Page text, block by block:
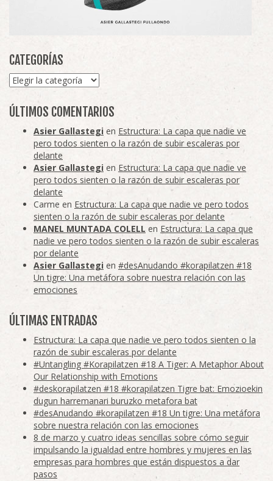
CATEGORÍAS
Categorías
ÚLTIMOS COMENTARIOS
Asier Gallastegi en Estructura: La capa que nadie ve
pero todos sienten o la razón de subir escaleras por
delante
Asier Gallastegi en Estructura: La capa que nadie ve
pero todos sienten o la razón de subir escaleras por
delante
Carme en Estructura: La capa que nadie ve pero todos
sienten o la razón de subir escaleras por delante
MANEL MUNTADA COLELL en Estructura: La capa que
nadie ve pero todos sienten o la razón de subir escaleras
por delante
Asier Gallastegi en #desAnudando #korapilatzen #18
Un tigre: Una metáfora sobre nuestra relación con las
emociones
ÚLTIMAS ENTRADAS
Estructura: La capa que nadie ve pero todos sienten o la
razón de subir escaleras por delante
#Untangling #Korapilatzen #18 A Tiger: A Metaphor About
Our Relationship with Emotions
#deskorapilatzen #18 #korapilatzen Tigre bat: Emozioekin
dugun harremanari buruzko metafora bat
#desAnudando #korapilatzen #18 Un tigre: Una metáfora
sobre nuestra relación con las emociones
8 de marzo y cuatro ideas sencillas sobre cómo seguir
impulsando la igualdad entre hombres y mujeres en las
empresas para hombres que están dispuestos a dar
pasos